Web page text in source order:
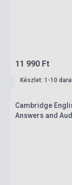
11 990 Ft
Készlet: 1-10
Cambridge
Answers and